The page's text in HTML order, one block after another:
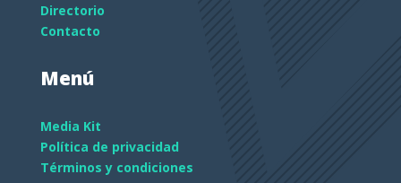
Directorio
Contacto
Menú
Media Kit
Política de privacidad
Términos y condiciones